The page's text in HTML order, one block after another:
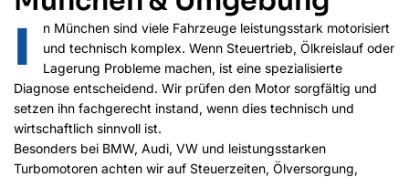
I
n München sind viele Fahrzeuge leistungsstark motorisiert
und technisch komplex. Wenn Steuertrieb, Ölkreislauf oder
Lagerung Probleme machen, ist eine spezialisierte
Diagnose entscheidend. Wir prüfen den Motor sorgfältig und
setzen ihn fachgerecht instand, wenn dies technisch und
wirtschaftlich sinnvoll ist.
Besonders bei BMW, Audi, VW und leistungsstarken
Turbomotoren achten wir auf Steuerzeiten, Ölversorgung,